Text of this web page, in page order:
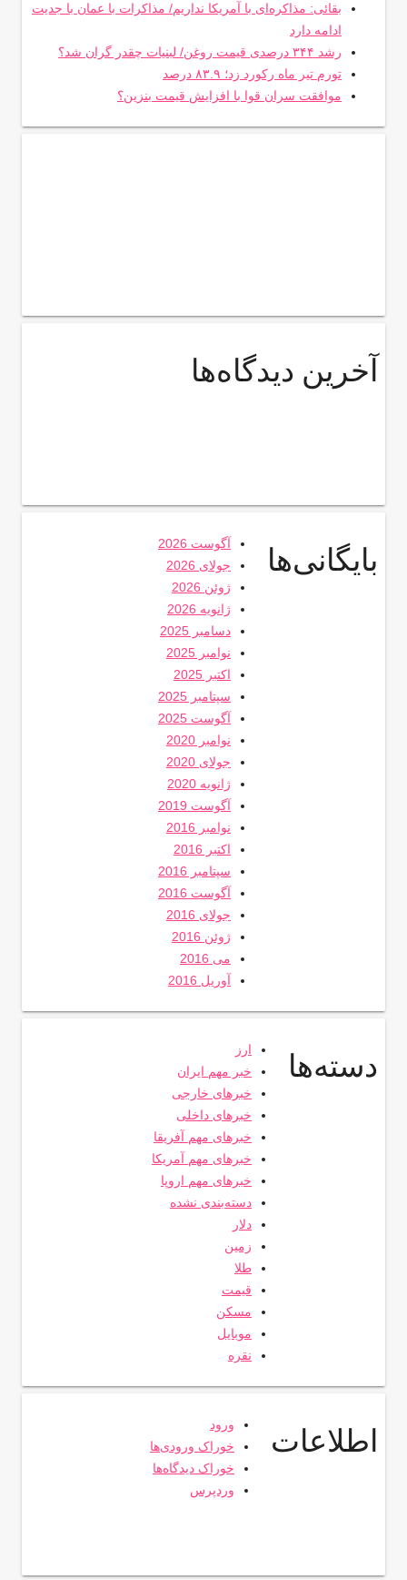
بقائی: مذاکره‌ای با آمریکا نداریم/ مذاکرات با عمان با جدیت
ادامه دارد
رشد ۳۴۴ درصدی قیمت روغن/ لبنیات چقدر گران شد؟
تورم تیر ماه رکورد زد؛ ۸۳.۹ درصد
موافقت سران قوا با افزایش قیمت بنزین؟
آخرین دیدگاه‌ها
بایگانی‌ها
آگوست 2026
جولای 2026
ژوئن 2026
ژانویه 2026
دسامبر 2025
نوامبر 2025
اکتبر 2025
سپتامبر 2025
آگوست 2025
نوامبر 2020
جولای 2020
ژانویه 2020
آگوست 2019
نوامبر 2016
اکتبر 2016
سپتامبر 2016
آگوست 2016
جولای 2016
ژوئن 2016
می 2016
آوریل 2016
دسته‌ها
ارز
خبر مهم ایران
خبرهای خارجی
خبرهای داخلی
خبرهای مهم آفریقا
خبرهای مهم آمریکا
خبرهای مهم اروپا
دسته‌بندی نشده
دلار
زمین
طلا
قیمت
مسکن
موبایل
نقره
اطلاعات
ورود
خوراک ورودی‌ها
خوراک دیدگاه‌ها
وردپرس